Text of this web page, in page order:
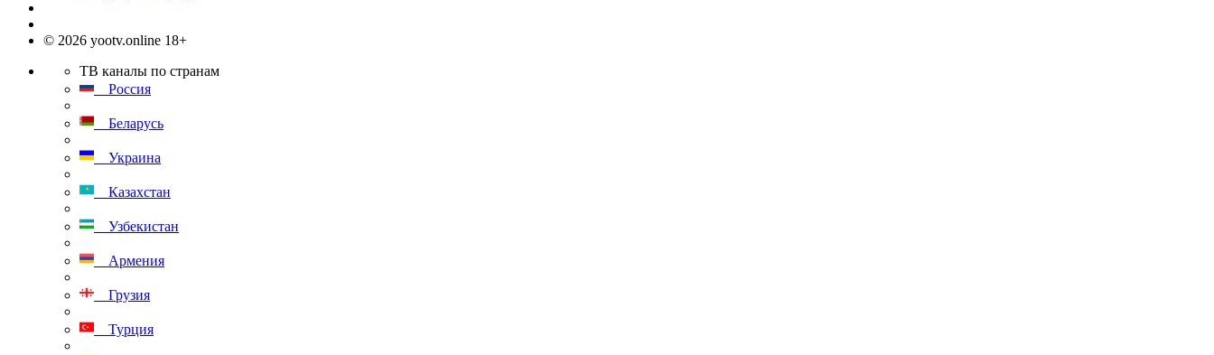
© 2026 yootv.online 18+
ТВ каналы по странам
Россия
Беларусь
Украина
Казахстан
Узбекистан
Армения
Грузия
Турция